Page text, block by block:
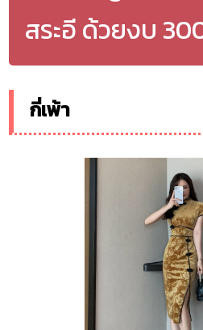
สระอี ด้วยงบ
กี่เพ้า